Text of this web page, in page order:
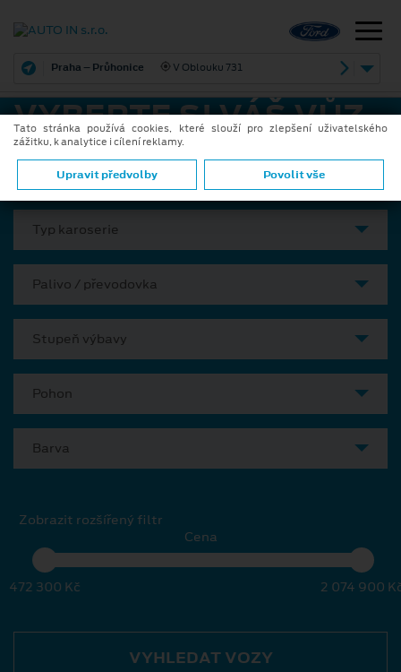
Praha – Průhonice V Oblouku 731
VYBERTE SI VÁŠ VŮZ
Model
Typ karoserie
Palivo / převodovka
Stupeň výbavy
Pohon
Barva
Zobrazit rozšířený filtr
Cena
472 300 Kč 2 074 900
VYHLEDAT VOZY
Tato stránka používá cookies, které slouží pro zlepšení uživatelského
zážitku, k analytice i cílení reklamy.
Upravit předvolby Povolit vše